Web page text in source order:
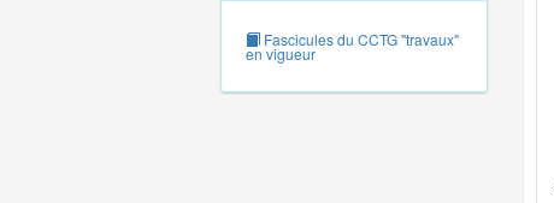
Fascicules du CCTG "travaux"
en vigueur